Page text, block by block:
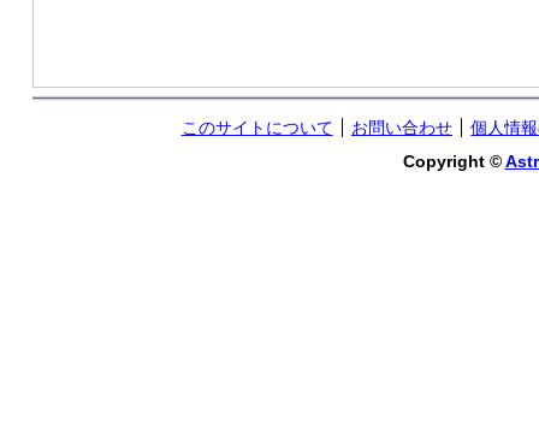
このサイトについて お問い合わせ
個人情
Copyright ©